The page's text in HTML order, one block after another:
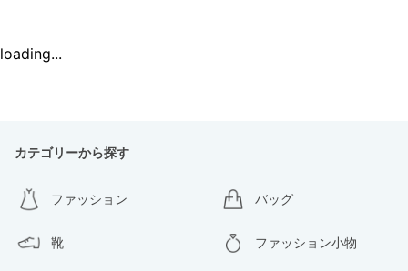
loading...
カテゴリーから探す
ファッション バッグ
靴 ファッション小物